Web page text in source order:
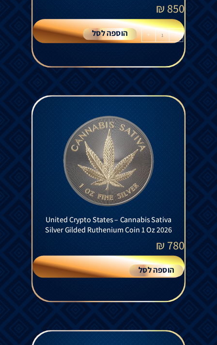
850
₪
-
+ הוספה לסל
United Crypto States – Cannabis Sativa
Silver Gilded Ruthenium Coin 1 Oz 2026
780
₪
הוספה לסל